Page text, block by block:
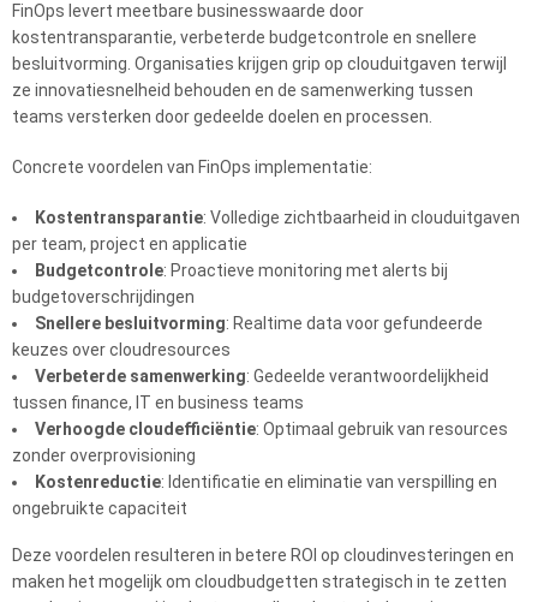
FinOps levert meetbare businesswaarde door
kostentransparantie, verbeterde budgetcontrole en snellere
besluitvorming. Organisaties krijgen grip op clouduitgaven terwijl
ze innovatiesnelheid behouden en de samenwerking tussen
teams versterken door gedeelde doelen en processen.
Concrete voordelen van FinOps implementatie:
Kostentransparantie: Volledige zichtbaarheid in clouduitgaven
per team, project en applicatie
Budgetcontrole: Proactieve monitoring met alerts bij
budgetoverschrijdingen
Snellere besluitvorming: Realtime data voor gefundeerde
keuzes over cloudresources
Verbeterde samenwerking: Gedeelde verantwoordelijkheid
tussen finance, IT en business teams
Verhoogde cloudefficiëntie: Optimaal gebruik van resources
zonder overprovisioning
Kostenreductie: Identificatie en eliminatie van verspilling en
ongebruikte capaciteit
Deze voordelen resulteren in betere ROI op cloudinvesteringen en
maken het mogelijk om cloudbudgetten strategisch in te zetten